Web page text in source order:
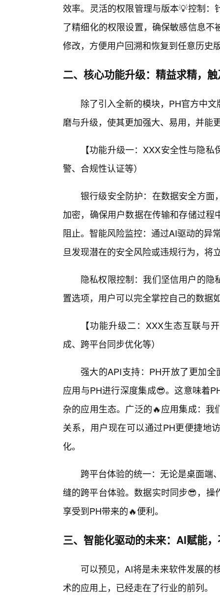
效率。灵活的权限管理与版本💡控制
了精细化的权限设置，确保敏感信息
修改，方便用户回溯和恢复到任意历史
二、核心功能升级：精益求精，
除了引入全新的模块，PH官方中
磨与升级，使其更加强大、易用，并能
【功能升级一：XXX安全性与隐
警、合规性认证等）
银行级安全防护：在数据安全方面
加密，确保用户数据在传输和存储过
阻止。智能风险监控：通过AI驱动的异
旦发现潜在的安全风险或违规行为，将
隐私权限控制：我们坚信用户的
置选项，用户可以完全掌控自己的数据
【功能升级二：XXX生态互联与
成、跨平台同步优化等）
强大的API支持：PH开放了更加
应用与PH进行深度集成😎。这意味着
杂的应用生态。广泛的🔥应用集成：
关系，用户现在可以通过PH更便捷地
化。
跨平台体验的统一：无论是桌面端
缝的跨平台体验。数据实时同步😎，
享受到PH带来的🔥便利。
三、智能化驱动的未来：AI赋能
可以预见，AI将是未来软件发展的
术的应用上，已经走在了行业的前列。